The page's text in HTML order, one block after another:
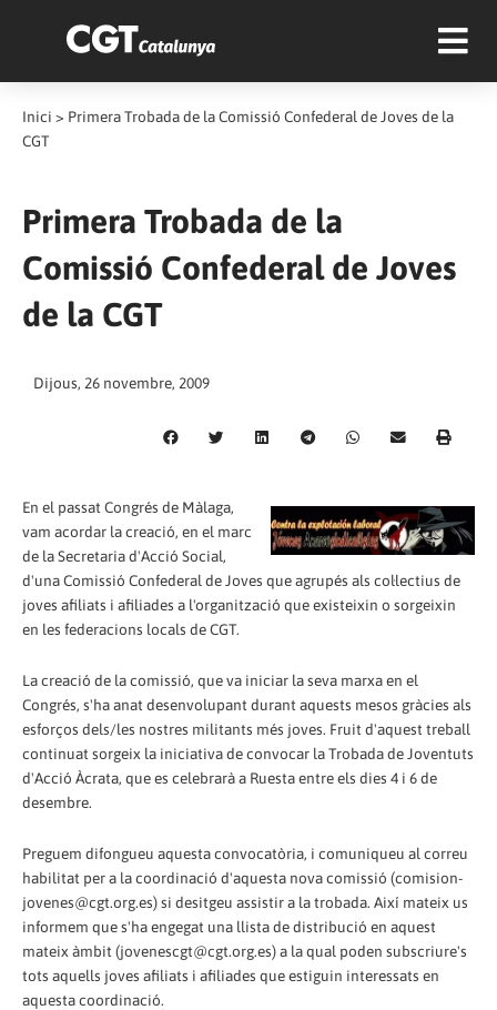
Inici > Primera Trobada de la Comissió Confederal de Joves de la
CGT
Primera Trobada de la
Comissió Confederal de Joves
de la CGT
Dijous, 26 novembre, 2009
En el passat Congrés de Màlaga,
vam acordar la creació, en el marc
de la Secretaria d'Acció Social,
d'una Comissió Confederal de Joves que agrupés als col·lectius de
joves afiliats i afiliades a l'organització que existeixin o sorgeixin
en les federacions locals de CGT.
La creació de la comissió, que va iniciar la seva marxa en el
Congrés, s'ha anat desenvolupant durant aquests mesos gràcies als
esforços dels/les nostres militants més joves. Fruit d'aquest treball
continuat sorgeix la iniciativa de convocar la Trobada de Joventuts
d'Acció Àcrata, que es celebrarà a Ruesta entre els dies 4 i 6 de
desembre.
Preguem difongueu aquesta convocatòria, i comuniqueu al correu
habilitat per a la coordinació d'aquesta nova comissió (comision-
jovenes@cgt.org.es) si desitgeu assistir a la trobada. Així mateix us
informem que s'ha engegat una llista de distribució en aquest
mateix àmbit (jovenescgt@cgt.org.es) a la qual poden subscriure's
tots aquells joves afiliats i afiliades que estiguin interessats en
aquesta coordinació.